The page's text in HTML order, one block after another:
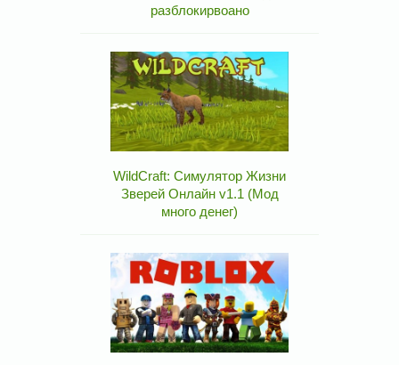
разблокирвоано
WildCraft: Симулятор Жизни
Зверей Онлайн v1.1 (Мод
много денег)